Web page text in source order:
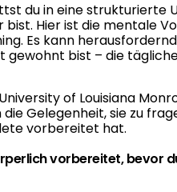
du in eine strukturierte
Hier ist die mentale
Es kann
gewohnt bist – die
of Louisiana
Gelegenheit, sie zu
vorbereitet hat.
vorbereitet, bevor